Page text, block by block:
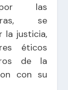
por las
se
la justicia,
éticos
de la
con su